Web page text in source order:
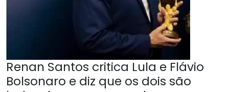
Renan Santos critica Lula e Flávio
Bolsonaro e diz que os dois são